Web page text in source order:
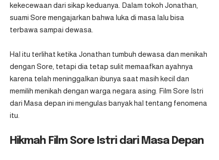
kekecewaan dari sikap keduanya. Dalam tokoh Jonathan,
suami Sore mengajarkan bahwa luka di masa lalu bisa
terbawa sampai dewasa.
Hal itu terlihat ketika Jonathan tumbuh dewasa dan menikah
dengan Sore, tetapi dia tetap sulit memaafkan ayahnya
karena telah meninggalkan ibunya saat masih kecil dan
memilih menikah dengan warga negara asing. Film Sore Istri
dari Masa depan ini mengulas banyak hal tentang fenomena
itu.
Hikmah Film Sore Istri dari Masa Depan